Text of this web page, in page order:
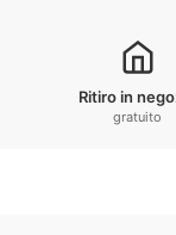
Ritiro in
gratuito